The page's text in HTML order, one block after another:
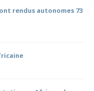
rendus autonomes 73